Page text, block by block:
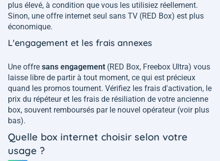
plus élevé, à condition que vous les utilisiez réellement.
Sinon, une offre internet seul sans TV (RED Box) est plus
économique.
L'engagement et les frais annexes
Une offre sans engagement (RED Box, Freebox Ultra) vous
laisse libre de partir à tout moment, ce qui est précieux
quand les promos tournent. Vérifiez les frais d'activation, le
prix du répéteur et les frais de résiliation de votre ancienne
box, souvent remboursés par le nouvel opérateur (voir plus
bas).
Quelle box internet choisir selon votre
usage ?